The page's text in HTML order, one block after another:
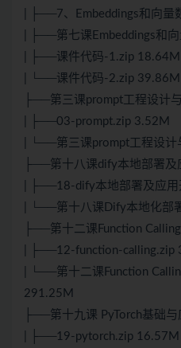
| ├──7、Embeddings和向
| ├──第七课Embeddings和
| ├──课件代码-1.zip 18.64M
| └──课件代码-2.zip 39.86M
├──第三课prompt工程设计
| ├──03-prompt.zip 3.52M
| └──第三课prompt工程设
├──第十八课dify本地部署及
| ├──18-dify本地部署及应
| └──第十八课Dify本地化部
├──第十二课Function
| ├──12-function-calling.zip
| └──第十二课Function
291.25M
├──第十九课 PyTorch基础与
| ├──19-pytorch.zip 16.57M